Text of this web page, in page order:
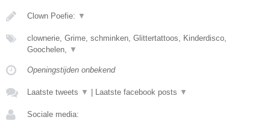
Clown Poefie: ▼
clownerie, Grime, schminken, Glittertattoos, Kinderdisco,
Goochelen, ▼
Openingstijden onbekend
Laatste tweets ▼ Laatste facebook posts ▼
Sociale media: